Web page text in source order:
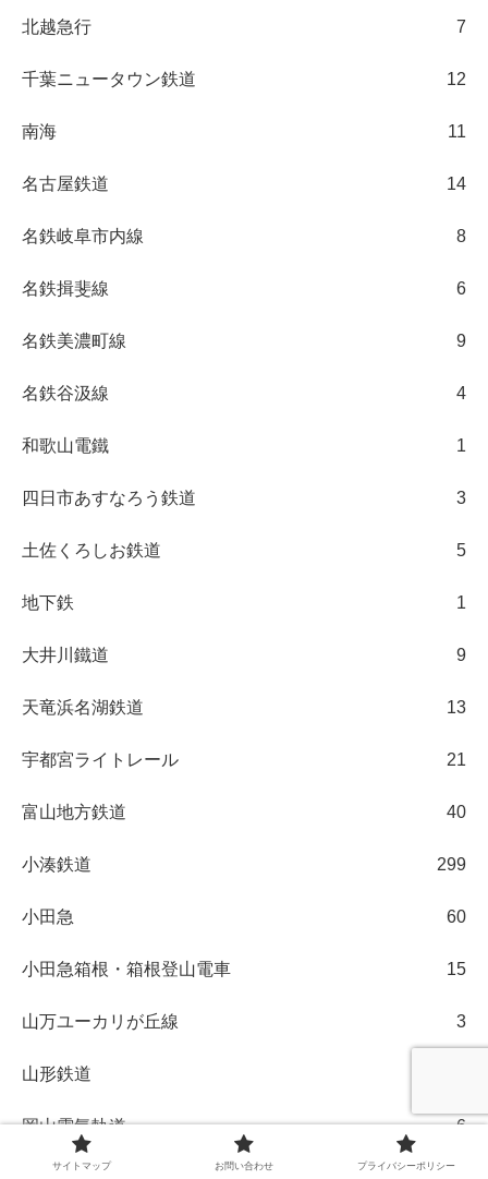
北越急行 7
千葉ニュータウン鉄道 12
南海 11
名古屋鉄道 14
名鉄岐阜市内線 8
名鉄揖斐線 6
名鉄美濃町線 9
名鉄谷汲線 4
和歌山電鐵 1
四日市あすなろう鉄道 3
土佐くろしお鉄道 5
地下鉄 1
大井川鐵道 9
天竜浜名湖鉄道 13
宇都宮ライトレール 21
富山地方鉄道 40
小湊鉄道 299
小田急 60
小田急箱根・箱根登山電車 15
山万ユーカリが丘線 3
山形鉄道
岡山電気軌道 6
サイトマップ お問い合わせ プライバシーポリシー